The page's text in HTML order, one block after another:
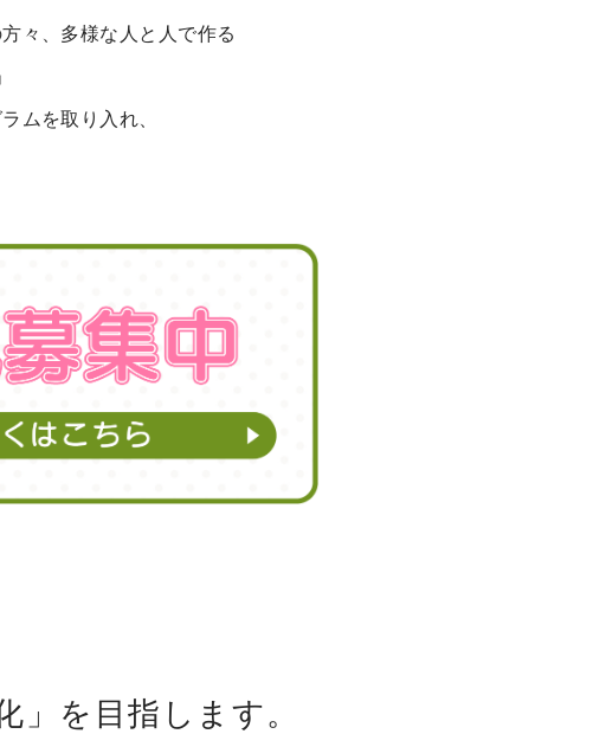
々、多様な人と人で作る
ムを取り入れ、
」を目指します。